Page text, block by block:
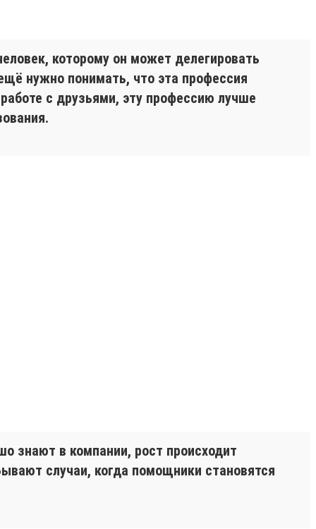
которому он может делегировать
нужно понимать, что эта профессия
с друзьями, эту профессию лучше
знают в компании, рост происходит
случаи, когда помощники становятся